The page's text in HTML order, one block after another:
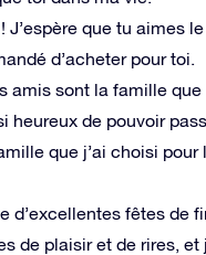
J’espère que tu aimes
d’acheter pour toi.
amis sont la famille que
heureux de pouvoir
que j’ai choisi pour
d’excellentes fêtes de
de plaisir et de rires, et